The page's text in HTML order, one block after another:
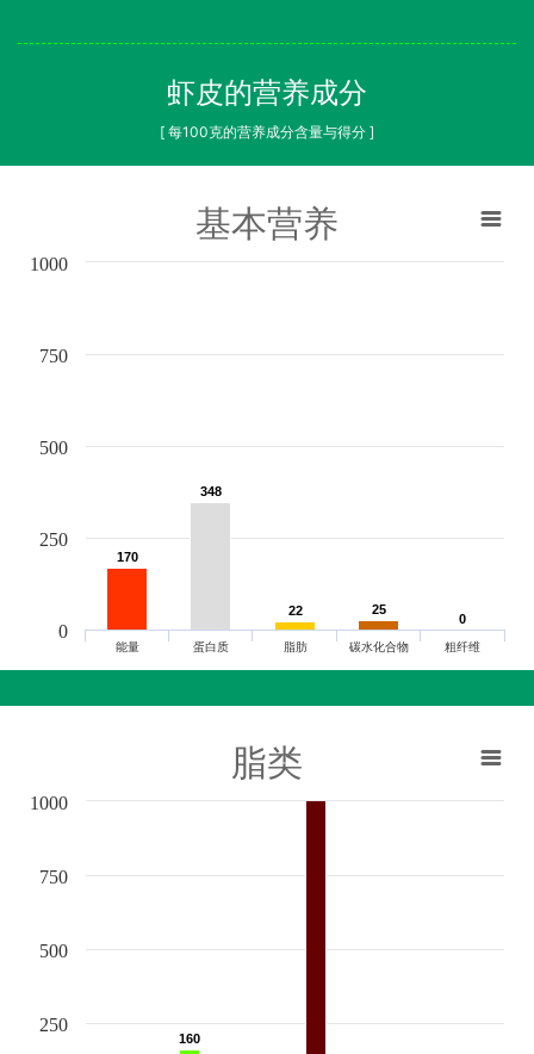
虾皮的营养成分
[ 每100克的营养成分含量与得分 ]
基本营养
170
170
348
348
22
22 25
25
0
0
能量 蛋白质 脂肪 碳水化合物 粗纤维
0
250
500
750
1000
脂类
160
160
250
500
750
1000